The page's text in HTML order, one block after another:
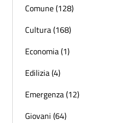
Comune (128)
Cultura (168)
Economia (1)
Edilizia (4)
Emergenza (12)
Giovani (64)